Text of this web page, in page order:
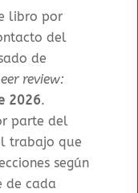
libro por
del
de
review:
2026.
parte del
trabajo que
según
de cada